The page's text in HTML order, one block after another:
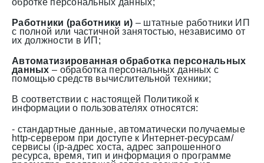
обротке персональных данных;
Работники (работники и) – штатные работники ИП
с полной или частичной занятостью, независимо от
их должности в ИП;
Автоматизированная обработка персональных
данных – обработка персональных данных с
помощью средств вычислительной техники;
В соответствии с настоящей Политикой к
информации о пользователях относятся:
- стандартные данные, автоматически получаемые
http-сервером при доступе к Интернет-ресурсам/
сервисы (ip-адрес хоста, адрес запрошенного
ресурса, время, тип и информация о программе